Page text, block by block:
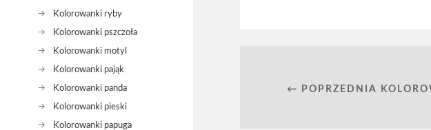
Kolorowanki ryby
Kolorowanki pszczoła
Kolorowanki motyl
Kolorowanki pająk
Kolorowanki panda
Kolorowanki pieski
Kolorowanki papuga
← POPRZEDNIA